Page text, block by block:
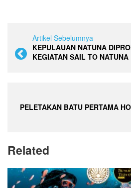
Artikel Sebelumnya
KEPULAUAN NATUNA
KEGIATAN SAIL TO NATUNA
PELETAKAN BATU PERTAMA
Related